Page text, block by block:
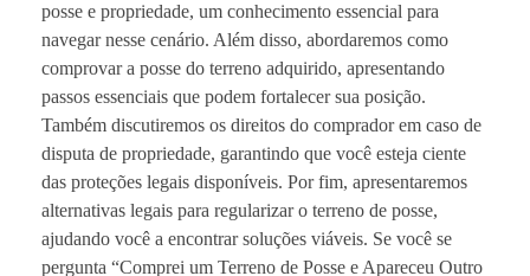
posse e propriedade, um conhecimento essencial para
navegar nesse cenário. Além disso, abordaremos como
comprovar a posse do terreno adquirido, apresentando
passos essenciais que podem fortalecer sua posição.
Também discutiremos os direitos do comprador em caso de
disputa de propriedade, garantindo que você esteja ciente
das proteções legais disponíveis. Por fim, apresentaremos
alternativas legais para regularizar o terreno de posse,
ajudando você a encontrar soluções viáveis. Se você se
pergunta “Comprei um Terreno de Posse e Apareceu Outro